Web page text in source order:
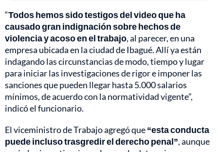
“Todos hemos sido testigos del video que ha
causado gran indignación sobre hechos de
violencia y acoso en el trabajo, al parecer, en una
empresa ubicada en la ciudad de Ibagué. Allí ya están
indagando las circunstancias de modo, tiempo y lugar
para iniciar las investigaciones de rigor e imponer las
sanciones que pueden llegar hasta 5.000 salarios
mínimos, de acuerdo con la normatividad vigente”,
indicó el funcionario.
El viceministro de Trabajo agregó que“esta conducta
puede incluso trasgredir el derecho penal”, aunque